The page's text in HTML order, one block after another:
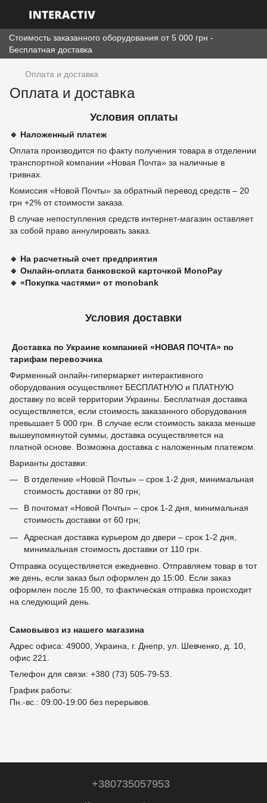
Стоимость заказанного оборудования от 5 000 грн -
Бесплатная доставка
Оплата и доставка
Оплата и доставка
Условия оплаты
🔹 Наложенный платеж
Оплата производится по факту получения товара в отделении
транспортной компании «Новая Почта» за наличные в
гривнах.
Комиссия «Новой Почты» за обратный перевод средств – 20
грн +2% от стоимости заказа.
В случае непоступления средств интернет-магазин оставляет
за собой право аннулировать заказ.
🔹 На расчетный счет предприятия
🔹 Онлайн-оплата банковской карточкой MonoPay
🔹 «Покупка частями» от monobank
Условия доставки
Доставка по Украине компанией «НОВАЯ ПОЧТА» по
тарифам перевозчика
Фирменный онлайн-гипермаркет интерактивного
оборудования осуществляет БЕСПЛАТНУЮ и ПЛАТНУЮ
доставку по всей территории Украины. Бесплатная доставка
осуществляется, если стоимость заказанного оборудования
превышает 5 000 грн. В случае если стоимость заказа меньше
вышеупомянутой суммы, доставка осуществляется на
платной основе. Возможна доставка с наложенным платежом.
Варианты доставки:
В отделение «Новой Почты» – срок 1-2 дня, минимальная
стоимость доставки от 80 грн;
В почтомат «Новой Почты» – срок 1-2 дня, минимальная
стоимость доставки от 60 грн;
Адресная доставка курьером до двери – срок 1-2 дня,
минимальная стоимость доставки от 110 грн.
Отправка осуществляется ежедневно. Отправляем товар в тот
же день, если заказ был оформлен до 15:00. Если заказ
оформлен после 15:00, то фактическая отправка происходит
на следующий день.
Самовывоз из нашего магазина
Адрес офиса: 49000, Украина, г. Днепр, ул. Шевченко, д. 10,
офис 221.
Телефон для связи: +380 (73) 505-79-53.
График работы:
Пн.-вс.: 09:00-19:00 без перерывов.
+380735057953